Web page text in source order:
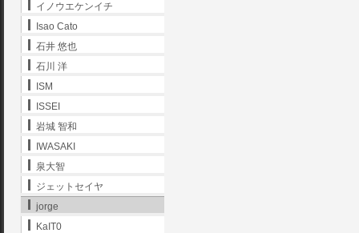
イノウエケンイチ
Isao Cato
石井 悠也
石川 洋
ISM
ISSEI
岩城 智和
IWASAKI
泉大智
ジェットセイヤ
jorge
KaIT0